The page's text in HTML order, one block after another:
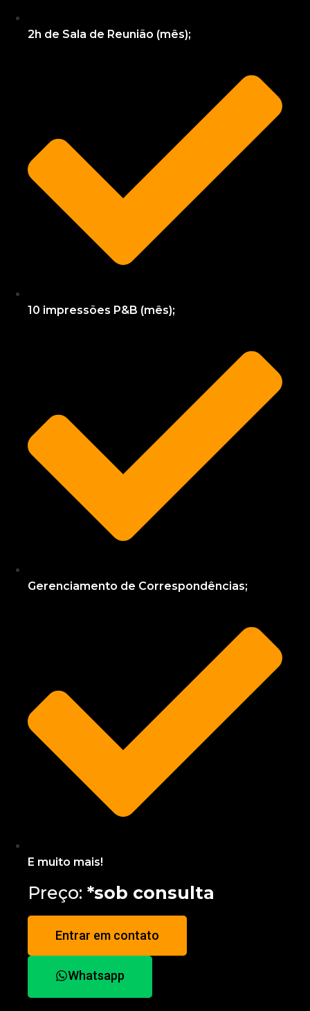
2h de Sala de Reunião (mês);
10 impressões P&B (mês);
Gerenciamento de Correspondências;
E muito mais!
Preço: *sob consulta
Entrar em contato
Whatsapp